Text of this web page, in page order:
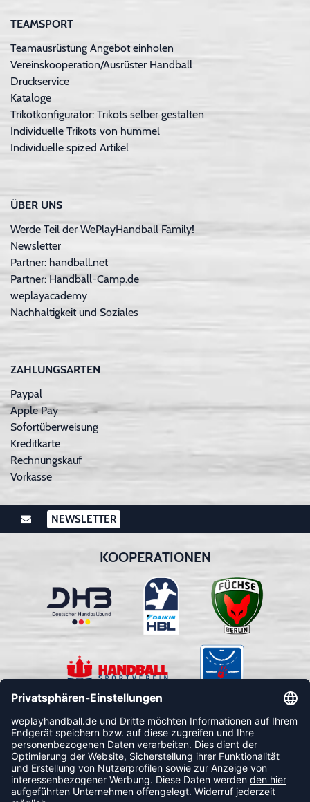
TEAMSPORT
Teamausrüstung Angebot einholen
Vereinskooperation/Ausrüster Handball
Druckservice
Kataloge
Trikotkonfigurator: Trikots selber gestalten
Individuelle Trikots von hummel
Individuelle spized Artikel
ÜBER UNS
Werde Teil der WePlayHandball Family!
Newsletter
Partner: handball.net
Partner: Handball-Camp.de
weplayacademy
Nachhaltigkeit und Soziales
ZAHLUNGSARTEN
Paypal
Apple Pay
Sofortüberweisung
Kreditkarte
Rechnungskauf
Vorkasse
NEWSLETTER
KOOPERATIONEN
FOLLOW US